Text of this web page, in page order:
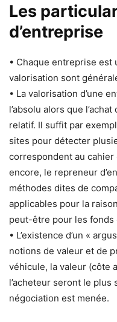
Les
d’entreprise
• Chaque entreprise
valorisation sont
• La valorisation d’une
l’absolu alors que
relatif. Il suffit par
sites pour détecter
correspondent au cahier
encore, le repreneur
méthodes dites de
applicables pour la
peut-être pour les fonds
• L’existence d’un «
notions de valeur et de
véhicule, la valeur (côte
l’acheteur seront le
négociation est menée.